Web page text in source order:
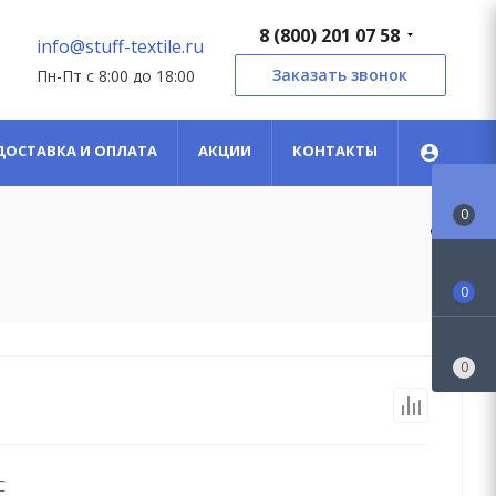
info@stuff-textile.ru
Пн-Пт с 8:00 до 18:00
8 (800) 201 07 58
Заказать звонок
И ОПЛАТА АКЦИИ КОНТАКТЫ
0
0
0